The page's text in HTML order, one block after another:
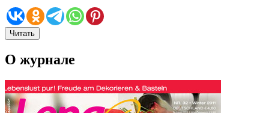
Читать
О журнале